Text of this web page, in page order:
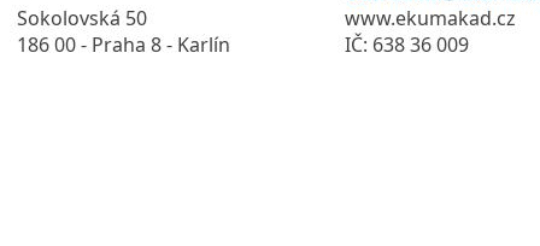
Sokolovská 50
186 00 - Praha 8 - Karlín
www.ekumakad.cz
IČ: 638 36 009